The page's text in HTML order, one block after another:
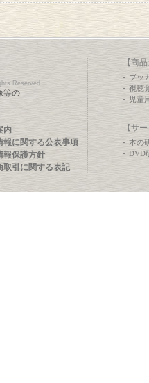
Reserved.
等の
内
報に関する公表事項
報保護方針
取引に関する表記
【商
ブッ
視聴
児童
【サ
本の
DVD